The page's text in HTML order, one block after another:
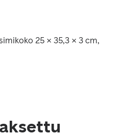
25 × 35,3 × 3 cm,